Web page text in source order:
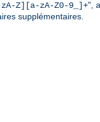
Z][a-zA-Z0-9_]+",
supplémentaires.